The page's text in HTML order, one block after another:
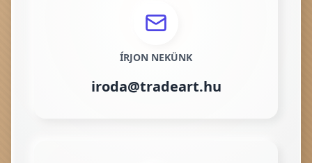
ÍRJON NEKÜNK
iroda@tradeart.hu